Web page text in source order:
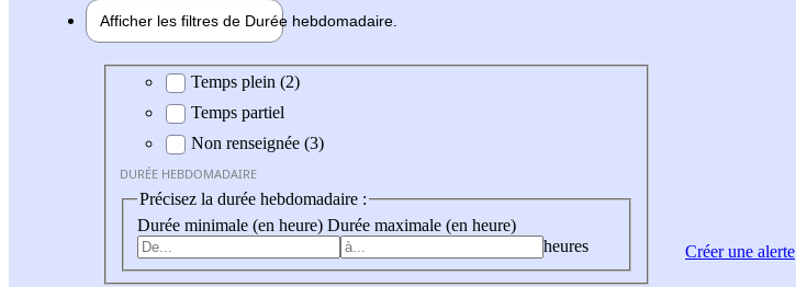
Afficher les filtres de Durée hebdomadaire
Durée hebdomadaire
Temps plein (2)
Temps partiel
Non renseignée (3)
DURÉE HEBDOMADAIRE
Précisez la durée hebdomadaire :
Durée minimale (en heure) Durée maximale (en heure)
heures
Créer une alerte